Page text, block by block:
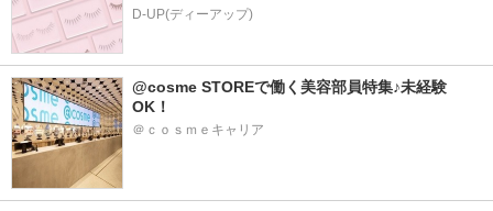
D-UP(ディーアップ)
@cosme STOREで働く美容部員特集♪未経験
OK！
＠ｃｏｓｍｅキャリア